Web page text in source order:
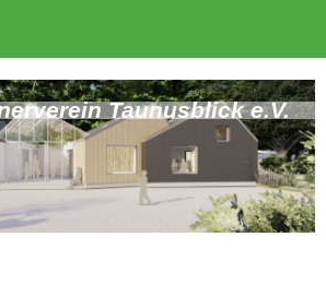
Taunusblick e.V.